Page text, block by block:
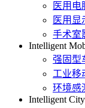
医用电
医用显
手术室
Intelligent
强固型
工业移
环境感
Intelligent